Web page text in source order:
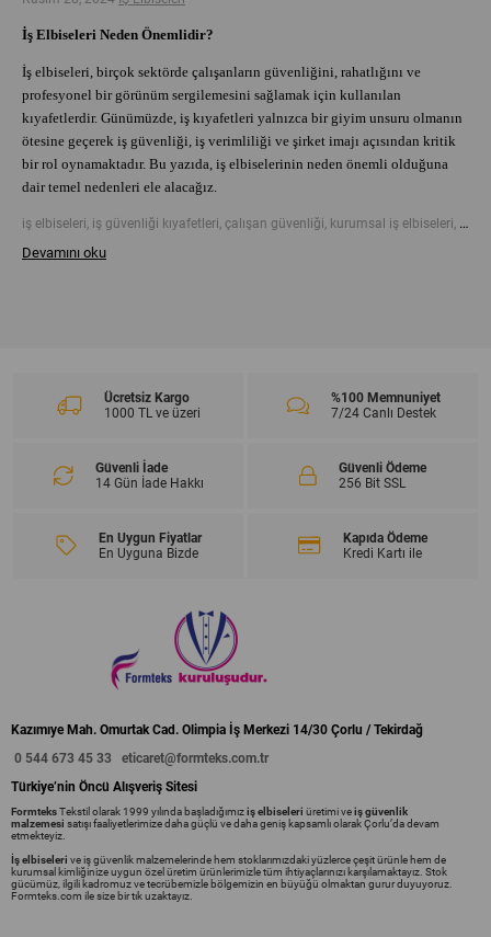
İş Elbiseleri Neden Önemlidir?
İş elbiseleri, birçok sektörde çalışanların güvenliğini, rahatlığını ve
profesyonel bir görünüm sergilemesini sağlamak için kullanılan
kıyafetlerdir. Günümüzde, iş kıyafetleri yalnızca bir giyim unsuru olmanın
ötesine geçerek iş güvenliği, iş verimliliği ve şirket imajı açısından kritik
bir rol oynamaktadır. Bu yazıda, iş elbiselerinin neden önemli olduğuna
dair temel nedenleri ele alacağız.
iş elbiseleri, iş güvenliği kıyafetleri, çalışan güvenliği, kurumsal iş elbiseleri, profesyonel iş kıyafetleri, iş yeri kıyafet standartları, iş kıyafeti seçimi, iş kıyafetlerinin önemi, işçi kıyafetleri, iş kıyafeti avantajları, iş güvenliği ekipmanları, ergonomik iş kıyafetleri, iş kıyafeti tasarımı, kurumsal imaj ve iş kıyafetleri, iş kıyafeti hijyen standartları.
Devamını oku
Ücretsiz Kargo
1000 TL ve üzeri
%100 Memnuniyet
7/24 Canlı Destek
Güvenli İade
14 Gün İade Hakkı
Güvenli Ödeme
256 Bit SSL
En Uygun Fiyatlar
En Uyguna Bizde
Kapıda Ödeme
Kredi Kartı ile
Kazımıye Mah. Omurtak Cad. Olimpia İş Merkezi 14/30 Çorlu / Tekirdağ
0 544 673 45 33
eticaret@formteks.com.tr
Türkiye’nin Öncü Alışveriş Sitesi
FormteksTekstil olarak 1999 yılında başladığımıziş elbiseleri üretimi veiş güvenlik
malzemesi satışı faaliyetlerimize daha güçlü ve daha geniş kapsamlı olarak Çorlu’da devam
etmekteyiz.
İş elbiseleri ve iş güvenlik malzemelerinde hem stoklarımızdaki yüzlerce çeşit ürünle hem de
kurumsal kimliğinize uygun özel üretim ürünlerimizle tüm ihtiyaçlarınızı karşılamaktayız. Stok
gücümüz, ilgili kadromuz ve tecrübemizle bölgemizin en büyüğü olmaktan gurur duyuyoruz.
Formteks.com ile size bir tık uzaktayız.